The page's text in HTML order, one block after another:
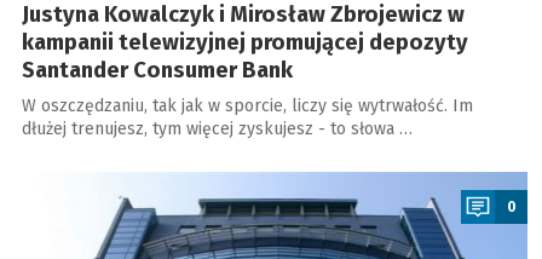
Justyna Kowalczyk i Mirosław Zbrojewicz w
kampanii telewizyjnej promującej depozyty
Santander Consumer Bank
W oszczędzaniu, tak jak w sporcie, liczy się wytrwałość. Im
dłużej trenujesz, tym więcej zyskujesz - to słowa …
0